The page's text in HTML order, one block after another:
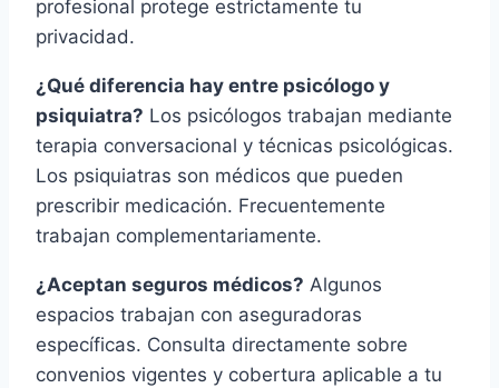
profesional protege estrictamente tu
privacidad.
¿Qué diferencia hay entre psicólogo y
psiquiatra? Los psicólogos trabajan mediante
terapia conversacional y técnicas psicológicas.
Los psiquiatras son médicos que pueden
prescribir medicación. Frecuentemente
trabajan complementariamente.
¿Aceptan seguros médicos? Algunos
espacios trabajan con aseguradoras
específicas. Consulta directamente sobre
convenios vigentes y cobertura aplicable a tu